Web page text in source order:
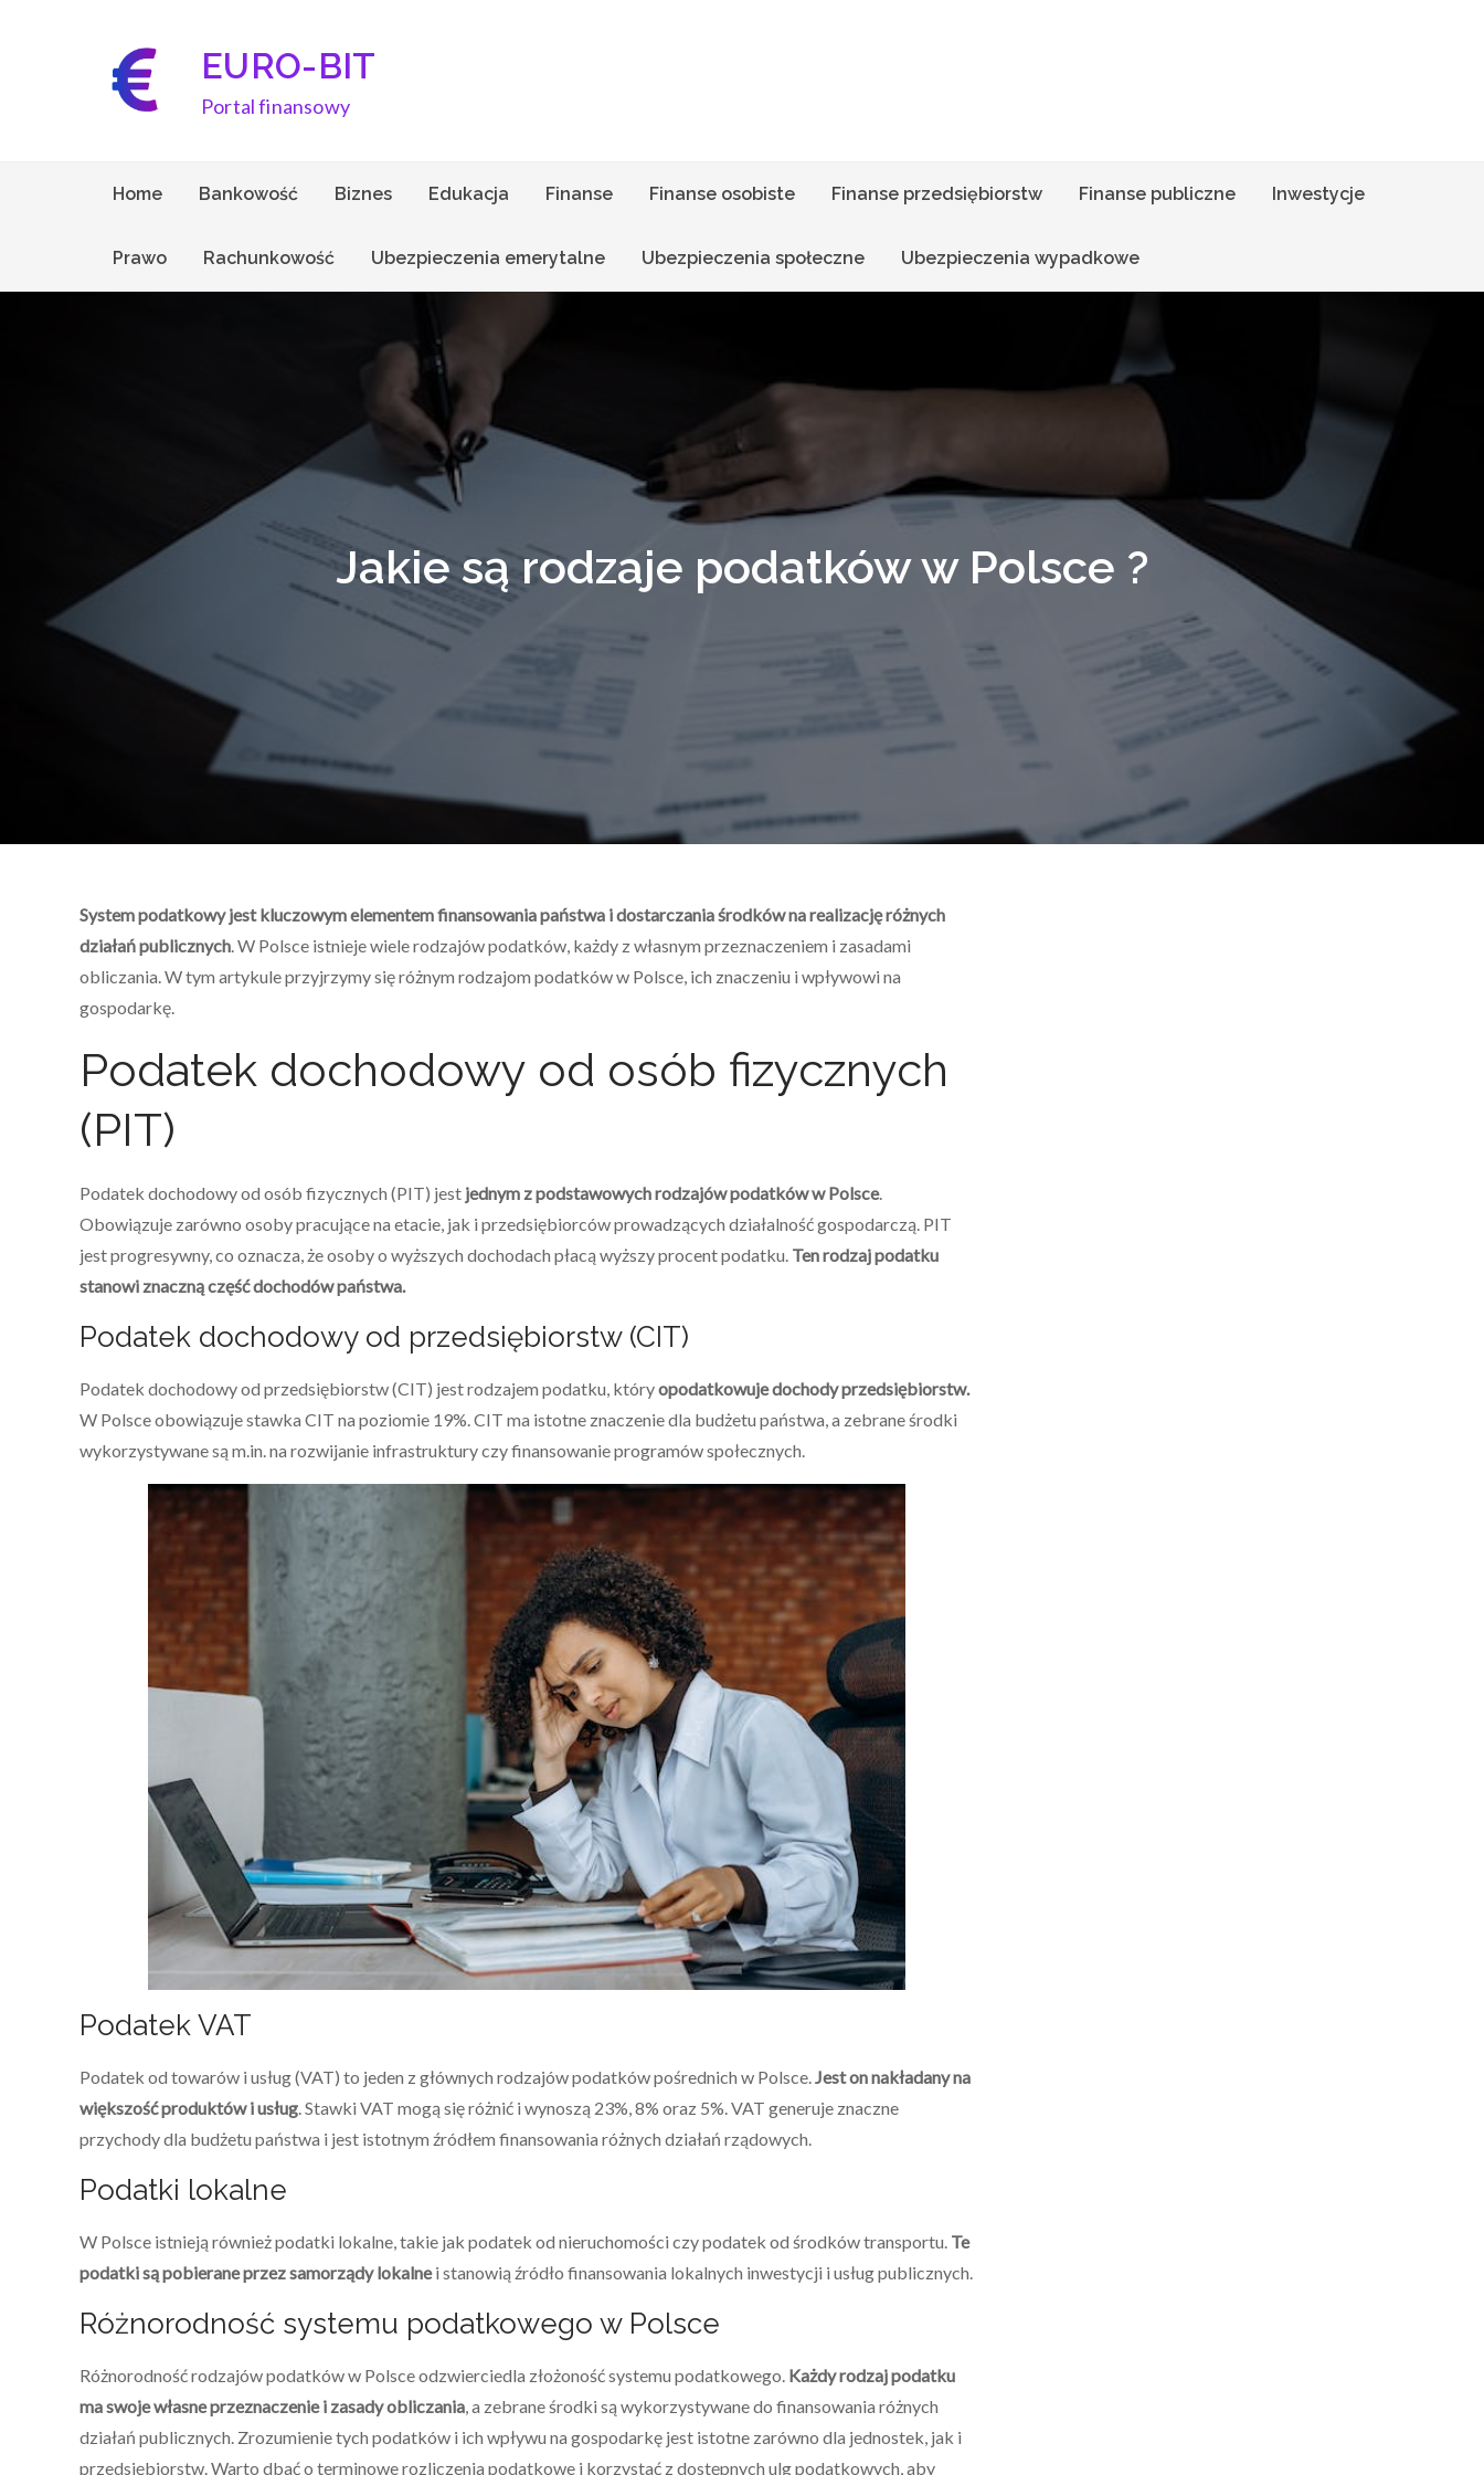
EURO-BIT
Portal finansowy
Home Bankowość Biznes Edukacja Finanse Finanse osobiste Finanse przedsiębiorstw Finanse publiczne Inwestycje
Prawo Rachunkowość Ubezpieczenia emerytalne Ubezpieczenia społeczne Ubezpieczenia wypadkowe
Jakie są rodzaje podatków w Polsce ?
System podatkowy jest kluczowym elementem finansowania państwa i dostarczania środków na realizację różnych
działań publicznych. W Polsce istnieje wiele rodzajów podatków, każdy z własnym przeznaczeniem i zasadami
obliczania. W tym artykule przyjrzymy się różnym rodzajom podatków w Polsce, ich znaczeniu i wpływowi na
gospodarkę.
Podatek dochodowy od osób fizycznych
(PIT)
Podatek dochodowy od osób fizycznych (PIT) jest jednym z podstawowych rodzajów podatków w Polsce.
Obowiązuje zarówno osoby pracujące na etacie, jak i przedsiębiorców prowadzących działalność gospodarczą. PIT
jest progresywny, co oznacza, że osoby o wyższych dochodach płacą wyższy procent podatku. Ten rodzaj podatku
stanowi znaczną część dochodów państwa.
Podatek dochodowy od przedsiębiorstw (CIT)
Podatek dochodowy od przedsiębiorstw (CIT) jest rodzajem podatku, któryopodatkowuje dochody przedsiębiorstw.
W Polsce obowiązuje stawka CIT na poziomie 19%. CIT ma istotne znaczenie dla budżetu państwa, a zebrane środki
wykorzystywane są m.in. na rozwijanie infrastruktury czy finansowanie programów społecznych.
Podatek VAT
Podatek od towarów i usług (VAT) to jeden z głównych rodzajów podatków pośrednich w Polsce. Jest on nakładany na
większość produktów i usług . Stawki VAT mogą się różnić i wynoszą 23%, 8% oraz 5%. VAT generuje znaczne
przychody dla budżetu państwa i jest istotnym źródłem finansowania różnych działań rządowych.
Podatki lokalne
W Polsce istnieją również podatki lokalne, takie jak podatek od nieruchomości czy podatek od środków transportu. Te
podatki są pobierane przez samorządy lokalnei stanowią źródło finansowania lokalnych inwestycji i usług publicznych.
Różnorodność systemu podatkowego w Polsce
Różnorodność rodzajów podatków w Polsce odzwierciedla złożoność systemu podatkowego. Każdy rodzaj podatku
ma swoje własne przeznaczenie i zasady obliczania , a zebrane środki są wykorzystywane do finansowania różnych
działań publicznych. Zrozumienie tych podatków i ich wpływu na gospodarkę jest istotne zarówno dla jednostek, jak i
przedsiębiorstw. Warto dbać o terminowe rozliczenia podatkowe i korzystać z dostępnych ulg podatkowych, aby